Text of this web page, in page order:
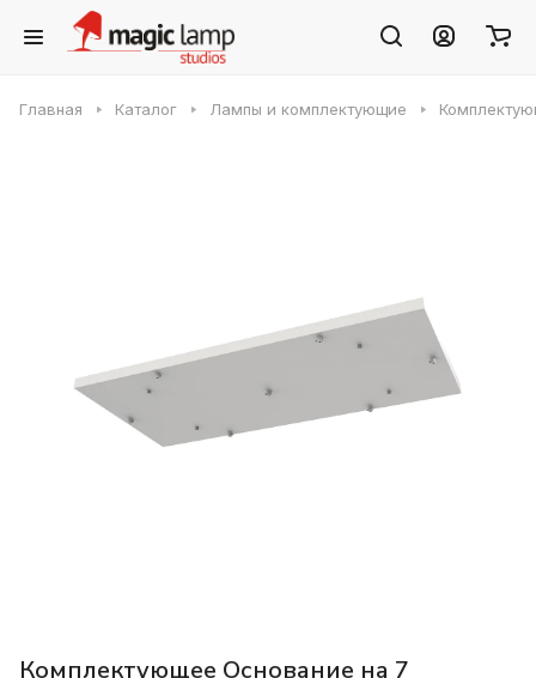
Главная Каталог Лампы и комплектующие
Комплектующее Основание на 7